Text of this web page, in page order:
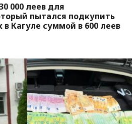
000 леев для
пытался подкупить
Кагуле суммой в 600 леев